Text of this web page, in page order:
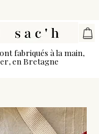
fabriqués à la main,
en Bretagne